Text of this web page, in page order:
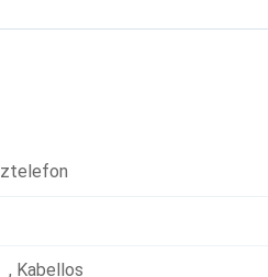
vereinfachte Aktualisierung
sie zuvor einzeln
, Kabellos